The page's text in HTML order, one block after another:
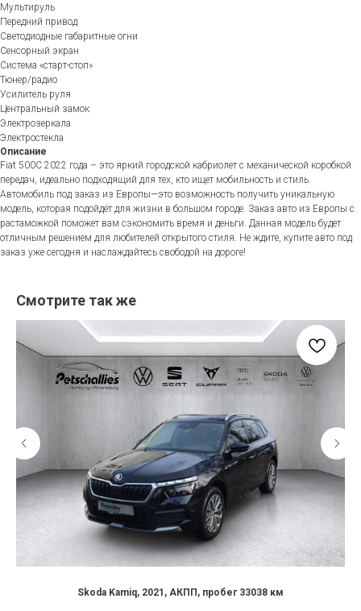
Мультируль
Передний привод
Светодиодные габаритные огни
Сенсорный экран
Система «старт-стоп»
Тюнер/радио
Усилитель руля
Центральный замок
Электрозеркала
Электростекла
Описание
Fiat 500C 2022 года – это яркий городской кабриолет с механической коробкой
передач, идеально подходящий для тех, кто ищет мобильность и стиль.
Автомобиль под заказ из Европы—это возможность получить уникальную
модель, которая подойдёт для жизни в большом городе. Заказ авто из Европы с
растаможкой поможет вам сэкономить время и деньги. Данная модель будет
отличным решением для любителей открытого стиля. Не ждите, купите авто под
заказ уже сегодня и наслаждайтесь свободой на дороге!
Смотрите так же
Skoda Kamiq, 2021, АКПП, пробег 33038 км